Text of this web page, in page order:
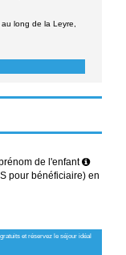
long de la Leyre,
de l'enfant
pour bénéficiaire) en
et réservez le séjour idéal